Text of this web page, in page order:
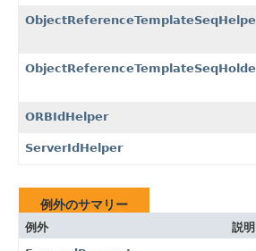
ORBIdHelper
ServerIdHelper
例外のサマリー
例外
説明